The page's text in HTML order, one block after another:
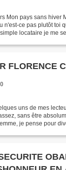
Mon pays sans hiver
n'est-ce pas plutôt toi
locataire je me
FLORENCE
uns de mes
sans être
je pense pour